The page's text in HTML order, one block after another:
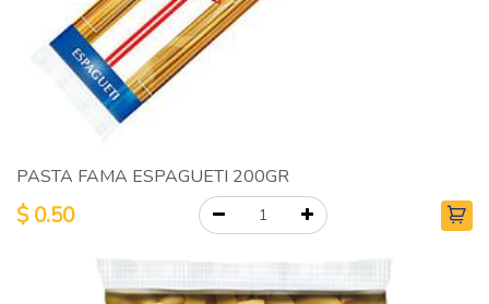
PASTA FAMA ESPAGUETI 200GR
$0.50